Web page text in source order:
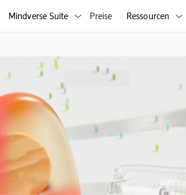
Mindverse Suite  Preise Ressourcen 